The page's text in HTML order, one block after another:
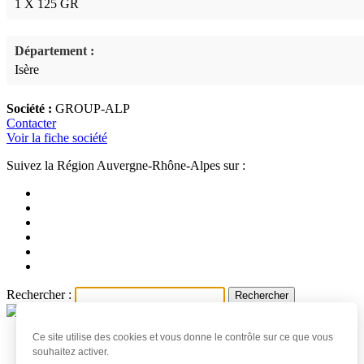
1 X 125 GR
Département :
Isère
Société : GROUP-ALP
Contacter
Voir la fiche société
Suivez la Région Auvergne-Rhône-Alpes sur :
Rechercher :
Accueil
Les produits et producteurs
Ce site utilise des cookies et vous donne le contrôle sur ce que vous
souhaitez activer.